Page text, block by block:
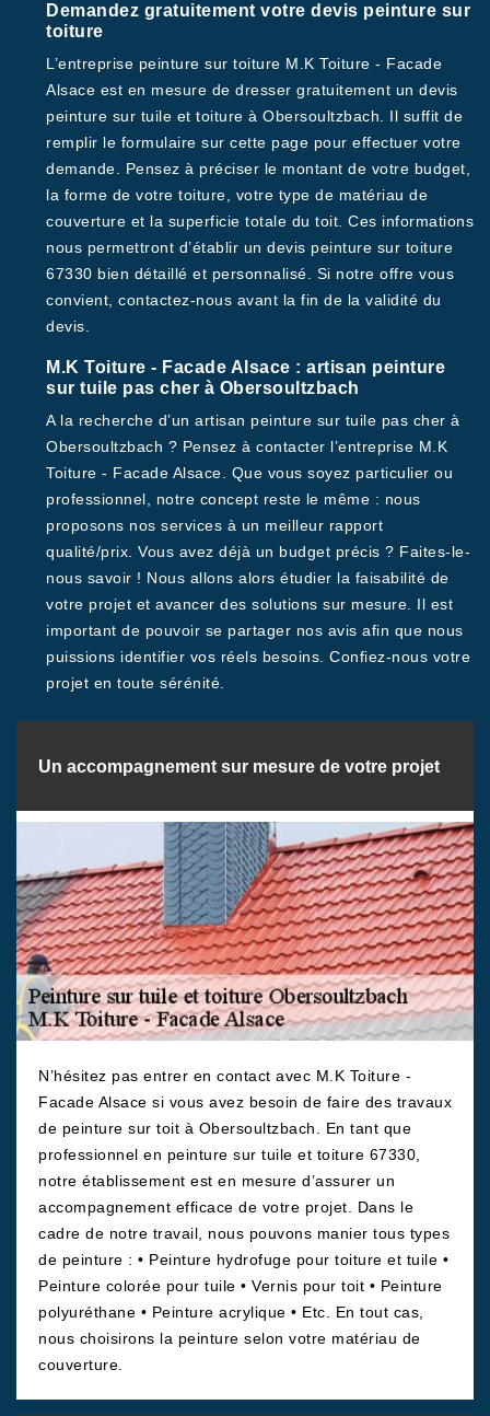
Demandez gratuitement votre devis peinture sur
toiture
L’entreprise peinture sur toiture M.K Toiture - Facade
Alsace est en mesure de dresser gratuitement un devis
peinture sur tuile et toiture à Obersoultzbach. Il suffit de
remplir le formulaire sur cette page pour effectuer votre
demande. Pensez à préciser le montant de votre budget,
la forme de votre toiture, votre type de matériau de
couverture et la superficie totale du toit. Ces informations
nous permettront d’établir un devis peinture sur toiture
67330 bien détaillé et personnalisé. Si notre offre vous
convient, contactez-nous avant la fin de la validité du
devis.
M.K Toiture - Facade Alsace : artisan peinture
sur tuile pas cher à Obersoultzbach
A la recherche d’un artisan peinture sur tuile pas cher à
Obersoultzbach ? Pensez à contacter l’entreprise M.K
Toiture - Facade Alsace. Que vous soyez particulier ou
professionnel, notre concept reste le même : nous
proposons nos services à un meilleur rapport
qualité/prix. Vous avez déjà un budget précis ? Faites-le-
nous savoir ! Nous allons alors étudier la faisabilité de
votre projet et avancer des solutions sur mesure. Il est
important de pouvoir se partager nos avis afin que nous
puissions identifier vos réels besoins. Confiez-nous votre
projet en toute sérénité.
Un accompagnement sur mesure de votre projet
N’hésitez pas entrer en contact avec M.K Toiture -
Facade Alsace si vous avez besoin de faire des travaux
de peinture sur toit à Obersoultzbach. En tant que
professionnel en peinture sur tuile et toiture 67330,
notre établissement est en mesure d’assurer un
accompagnement efficace de votre projet. Dans le
cadre de notre travail, nous pouvons manier tous types
de peinture : • Peinture hydrofuge pour toiture et tuile •
Peinture colorée pour tuile • Vernis pour toit • Peinture
polyuréthane • Peinture acrylique • Etc. En tout cas,
nous choisirons la peinture selon votre matériau de
couverture.